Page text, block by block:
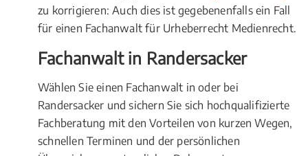
zu korrigieren: Auch dies ist gegebenenfalls ein Fall
für einen Fachanwalt für Urheberrecht Medienrecht.
Fachanwalt in Randersacker
Wählen Sie einen Fachanwalt in oder bei
Randersacker und sichern Sie sich hochqualifizierte
Fachberatung mit den Vorteilen von kurzen Wegen,
schnellen Terminen und der persönlichen